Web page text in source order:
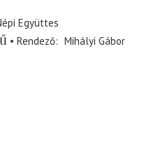
Együttes
Rendező
Mihályi Gábor